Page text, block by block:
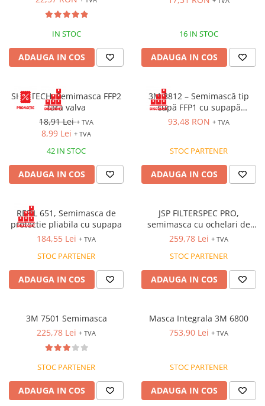
Costume | Combinezoane
Impermeabile
Pantaloni Impermeabili
Pelerine | Jachete Impermeabile
Jachete Termoizolante
Pantaloni Termoizolanti
Costume | Combinezoane
Termoizolante
Veste Termoizolante
Îmbrăcăminte REFLECTORIZANTĂ
(HI-VIS)
Pantaloni si salopete reflectorizante
(HI-VIS)
Costume reflectorizante (HI-VIS)
Combinezoane Reflectorizante (HI-
VIS)
Veste reflectorizante (HI-VIS)
Fesuri, capisoane si sepci
reflectorizante (HI-VIS)
Accesorii reflectorizante (HI-VIS)
Îmbrăcăminte ANTICHIMICĂ |
MULTIRISC
Costume | Combinezoane
IN STOC
ADAUGA IN COS
16 IN STOC
ADAUGA IN COS
SHELTECH, Semimasca FFP2
fara valva
18,91 Lei+ TVA
8,99 Lei + TVA
42 IN STOC
ADAUGA IN COS
3M 8812 – Semimască tip
cupă FFP1 cu supapă
expiratorie, unică folosință
93,48 RON + TVA
STOC PARTENER
ADAUGA IN COS
REFIL 651, Semimasca de
protectie pliabila cu supapa
184,55 Lei + TVA
STOC PARTENER
ADAUGA IN COS
JSP FILTERSPEC PRO,
semimasca cu ochelari de
protectie
259,78 Lei + TVA
STOC PARTENER
ADAUGA IN COS
3M 7501 Semimasca
225,78 Lei + TVA
STOC PARTENER
ADAUGA IN COS
Masca Integrala 3M 6800
753,90 Lei + TVA
STOC PARTENER
ADAUGA IN COS